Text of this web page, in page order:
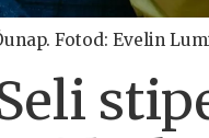
Fotod: Evelin